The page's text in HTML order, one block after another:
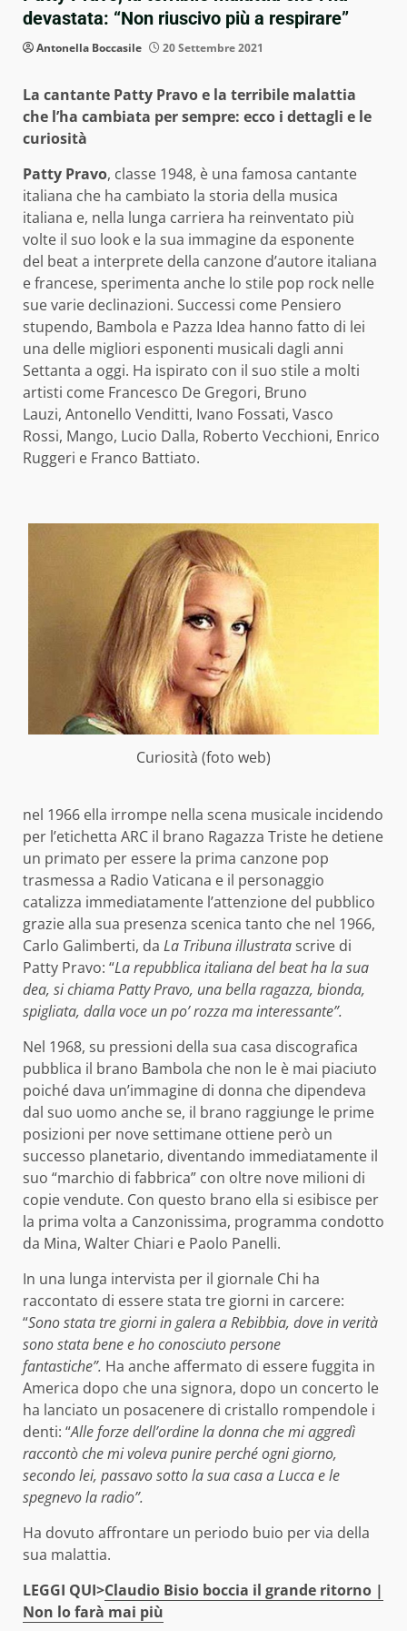
devastata: “Non riuscivo più a respirare”
Antonella Boccasile 20 Settembre 2021
La cantante Patty Pravo e la terribile malattia
che l’ha cambiata per sempre: ecco i dettagli e le
curiosità
Patty Pravo, classe 1948, è una famosa cantante
italiana che ha cambiato la storia della musica
italiana e, nella lunga carriera ha reinventato più
volte il suo look e la sua immagine da esponente
del beat a interprete della canzone d’autore italiana
e francese, sperimenta anche lo stile pop rock nelle
sue varie declinazioni. Successi come Pensiero
stupendo, Bambola e Pazza Idea hanno fatto di lei
una delle migliori esponenti musicali dagli anni
Settanta a oggi. Ha ispirato con il suo stile a molti
artisti come Francesco De Gregori, Bruno
Lauzi, Antonello Venditti, Ivano Fossati, Vasco
Rossi, Mango, Lucio Dalla, Roberto Vecchioni, Enrico
Ruggeri e Franco Battiato.
Curiosità (foto web)
nel 1966 ella irrompe nella scena musicale incidendo
per l’etichetta ARC il brano Ragazza Triste he detiene
un primato per essere la prima canzone pop
trasmessa a Radio Vaticana e il personaggio
catalizza immediatamente l’attenzione del pubblico
grazie alla sua presenza scenica tanto che nel 1966,
Carlo Galimberti, da La Tribuna illustratascrive di
Patty Pravo: “La repubblica italiana del beat ha la sua
dea, si chiama Patty Pravo, una bella ragazza, bionda,
spigliata, dalla voce un po’ rozza ma interessante”.
Nel 1968, su pressioni della sua casa discografica
pubblica il brano Bambola che non le è mai piaciuto
poiché dava un’immagine di donna che dipendeva
dal suo uomo anche se, il brano raggiunge le prime
posizioni per nove settimane ottiene però un
successo planetario, diventando immediatamente il
suo “marchio di fabbrica” con oltre nove milioni di
copie vendute. Con questo brano ella si esibisce per
la prima volta a Canzonissima, programma condotto
da Mina, Walter Chiari e Paolo Panelli.
In una lunga intervista per il giornale Chi ha
raccontato di essere stata tre giorni in carcere:
“Sono stata tre giorni in galera a Rebibbia, dove in verità
sono stata bene e ho conosciuto persone
fantastiche”. Ha anche affermato di essere fuggita in
America dopo che una signora, dopo un concerto le
ha lanciato un posacenere di cristallo rompendole i
denti: “Alle forze dell’ordine la donna che mi aggredì
raccontò che mi voleva punire perché ogni giorno,
secondo lei, passavo sotto la sua casa a Lucca e le
spegnevo la radio”.
Ha dovuto affrontare un periodo buio per via della
sua malattia.
LEGGI QUI>Claudio Bisio boccia il grande ritorno |
Non lo farà mai più